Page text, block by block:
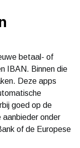
betaal- of
IBAN. Binnen die
Deze apps
goed op de
onder
of de Europese